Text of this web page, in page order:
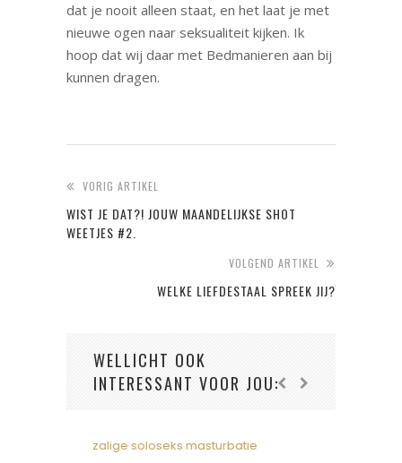
dat je nooit alleen staat, en het laat je met
nieuwe ogen naar seksualiteit kijken. Ik
hoop dat wij daar met Bedmanieren aan bij
kunnen dragen.
VORIG ARTIKEL
WIST JE DAT?! JOUW MAANDELIJKSE SHOT
WEETJES #2.
VOLGEND ARTIKEL
WELKE LIEFDESTAAL SPREEK JIJ?
WELLICHT OOK
INTERESSANT VOOR JOU: